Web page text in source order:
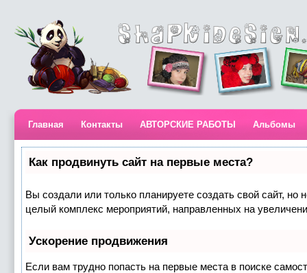
Главная Контакты АВТОРСКИЕ РАБОТЫ Альбомы
Как продвинуть сайт на первые места?
Вы создали или только планируете создать свой сайт, но
целый комплекс мероприятий, направленных на
Ускорение продвижения
Если вам трудно попасть на первые места в поиске